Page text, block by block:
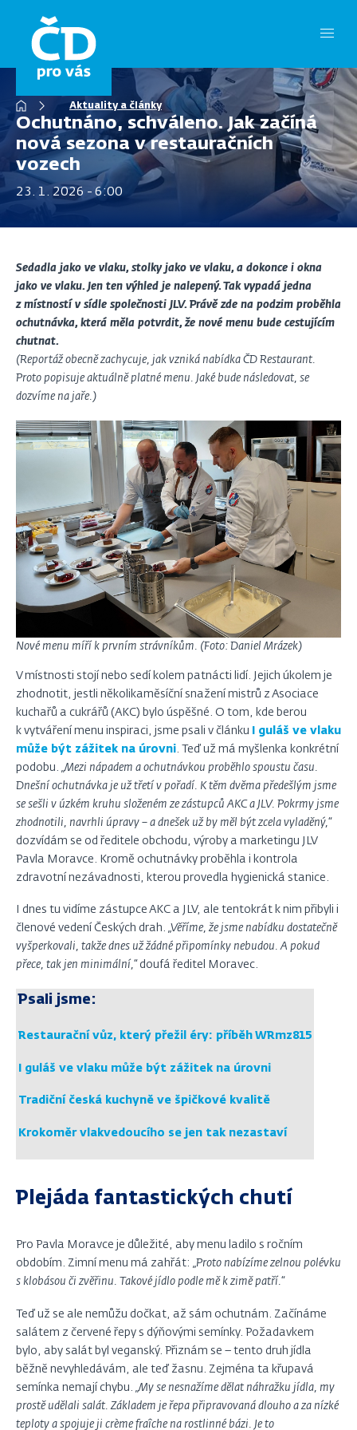
hlavnímu
Drobečková
navigace
Aktuality a články
Ochutnáno, schváleno. Jak začíná
nová sezona v restauračních
vozech
23. 1. 2026 - 6:00
Sedadla jako ve vlaku, stolky jako ve vlaku, a dokonce i okna
jako ve vlaku. Jen ten výhled je nalepený. Tak vypadá jedna
z místností v sídle společnosti JLV. Právě zde na podzim proběhla
ochutnávka, která měla potvrdit, že nové menu bude cestujícím
chutnat.
(Reportáž obecně zachycuje, jak vzniká nabídka ČD Restaurant.
Proto popisuje aktuálně platné menu. Jaké bude následovat, se
dozvíme na jaře.)
Nové menu míří k prvním strávníkům. (Foto: Daniel Mrázek)
V místnosti stojí nebo sedí kolem patnácti lidí. Jejich úkolem je
zhodnotit, jestli několikaměsíční snažení mistrů z Asociace
kuchařů a cukrářů (AKC) bylo úspěšné. O tom, kde berou
k vytváření menu inspiraci, jsme psali v článku
I guláš ve vlaku
může být zážitek na úrovni . Teď už má myšlenka konkrétní
podobu.
„Mezi nápadem a ochutnávkou proběhlo spoustu času.
Dnešní ochutnávka je už třetí v pořadí. K těm dvěma předešlým jsme
se sešli v úzkém kruhu složeném ze zástupců AKC a JLV. Pokrmy jsme
zhodnotili, navrhli úpravy – a dnešek už by měl být zcela vyladěný,“
dozvídám se od ředitele obchodu, výroby a marketingu JLV
Pavla Moravce. Kromě ochutnávky proběhla i kontrola
zdravotní nezávadnosti, kterou provedla hygienická stanice.
I dnes tu vidíme zástupce AKC a JLV, ale tentokrát k nim přibyli i
členové vedení Českých drah. „Věříme, že jsme nabídku dostatečně
vyšperkovali, takže dnes už žádné připomínky nebudou. A pokud
přece, tak jen minimální,“ doufá ředitel Moravec.
Psali jsme:
Restaurační vůz, který přežil éry: příběh WRmz815
I guláš ve vlaku může být zážitek na úrovni
Tradiční česká kuchyně ve špičkové kvalitě
Krokoměr vlakvedoucího se jen tak nezastaví
Plejáda fantastických chutí
Pro Pavla Moravce je důležité, aby menu ladilo s ročním
obdobím. Zimní menu má zahřát: „Proto nabízíme zelnou polévku
s klobásou či zvěřinu. Takové jídlo podle mě k zimě patří.“
Teď už se ale nemůžu dočkat, až sám ochutnám. Začínáme
salátem z červené řepy s dýňovými semínky. Požadavkem
bylo, aby salát byl veganský. Přiznám se – tento druh jídla
běžně nevyhledávám, ale teď žasnu. Zejména ta křupavá
semínka nemají chybu.
„My se nesnažíme dělat náhražku jídla, my
prostě udělali salát. Základem je řepa připravovaná dlouho a za nízké
teploty a spojuje ji crème fraîche na rostlinné bázi. Je to